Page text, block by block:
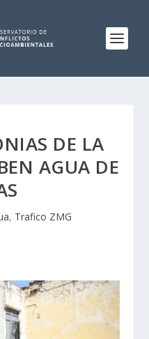
DE LA
AGUA DE
, Trafico ZMG